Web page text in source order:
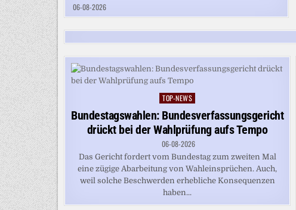
06-08-2026
Posted
in
TOP-NEWS
Bundestagswahlen: Bundesverfassungsgericht
drückt bei der Wahlprüfung aufs Tempo
06-08-2026
Das Gericht fordert vom Bundestag zum zweiten Mal
eine zügige Abarbeitung von Wahleinsprüchen. Auch,
weil solche Beschwerden erhebliche Konsequenzen
haben...